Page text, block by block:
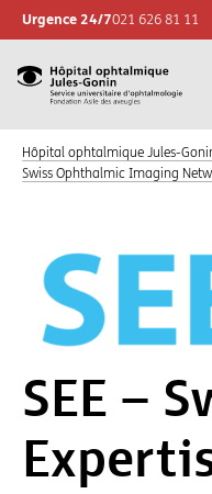
Urgence 24/7021 626 81 11
Hôpital
ophtalmique
Jules-
Gonin,
d'ophtalmologie,
Fondation
aveugles
Hôpital ophtalmique Jules-
Swiss Ophthalmic Imaging
SEE –